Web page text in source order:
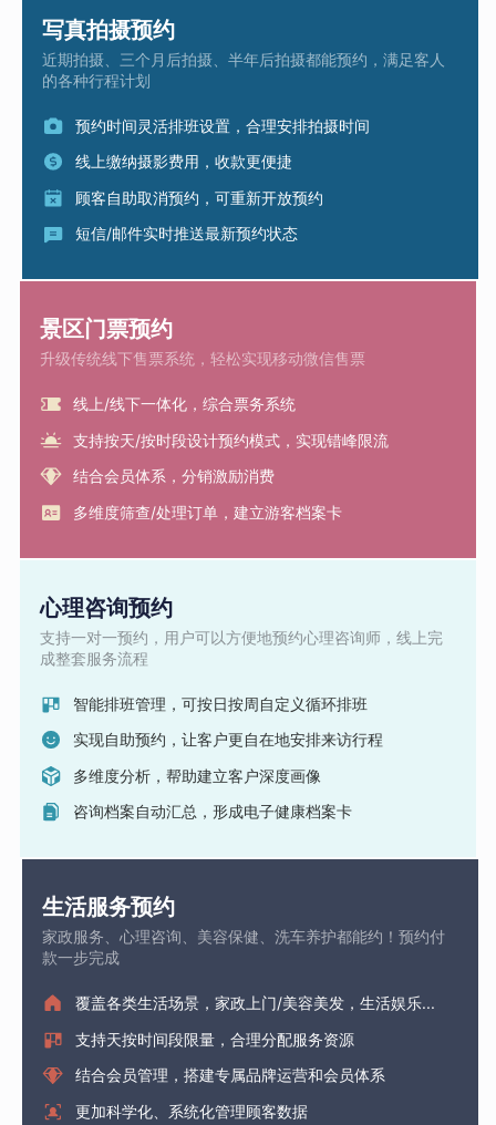
写真拍摄预约
近期拍摄、三个月后拍摄、半年后拍摄都能预约，满足客人
的各种行程计划
预约时间灵活排班设置，合理安排拍摄时间
线上缴纳摄影费用，收款更便捷
顾客自助取消预约，可重新开放预约
短信/邮件实时推送最新预约状态
景区门票预约
升级传统线下售票系统，轻松实现移动微信售票
线上/线下一体化，综合票务系统
支持按天/按时段设计预约模式，实现错峰限流
结合会员体系，分销激励消费
多维度筛查/处理订单，建立游客档案卡
心理咨询预约
支持一对一预约，用户可以方便地预约心理咨询师，线上完
成整套服务流程
智能排班管理，可按日按周自定义循环排班
实现自助预约，让客户更自在地安排来访行程
多维度分析，帮助建立客户深度画像
咨询档案自动汇总，形成电子健康档案卡
生活服务预约
家政服务、心理咨询、美容保健、洗车养护都能约！预约付
款一步完成
覆盖各类生活场景，家政上门/美容美发，生活娱乐...
支持天按时间段限量，合理分配服务资源
结合会员管理，搭建专属品牌运营和会员体系
更加科学化、系统化管理顾客数据